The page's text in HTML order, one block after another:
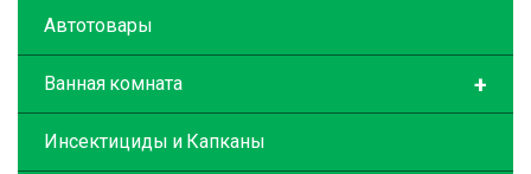
Автотовары
+
Ванная комната
Инсектициды и Капканы